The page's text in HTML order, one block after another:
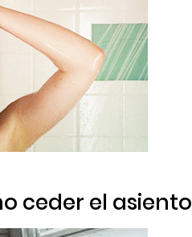
ceder el asiento